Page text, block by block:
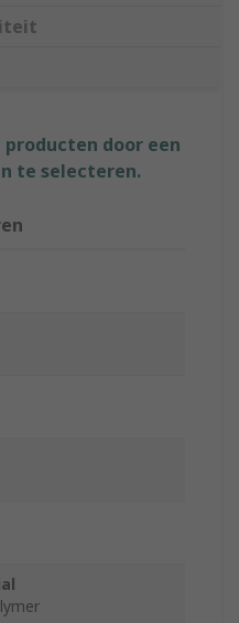
door een
te selecteren.